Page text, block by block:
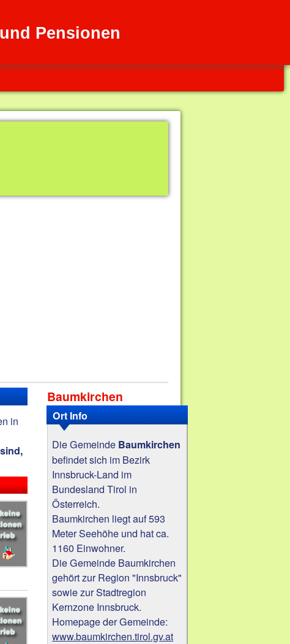
Pensionen
in
Baumkirchen
Ort Info
Die Gemeinde Baumkirchen
befindet sich im Bezirk
Innsbruck-Land im
Bundesland Tirol in
Österreich.
Baumkirchen liegt auf 593
Meter Seehöhe und hat ca.
1160 Einwohner.
Die Gemeinde Baumkirchen
gehört zur Region "Innsbruck"
sowie zur Stadtregion
Kernzone Innsbruck.
Homepage der Gemeinde:
www.baumkirchen.tirol.gv.at